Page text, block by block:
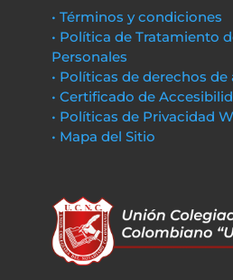
• Términos y condiciones
• Política de Tratamiento
Personales
• Políticas de derechos de
• Certificado de
• Políticas de Privacidad
• Mapa del Sitio